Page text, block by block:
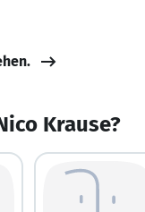
Krause?